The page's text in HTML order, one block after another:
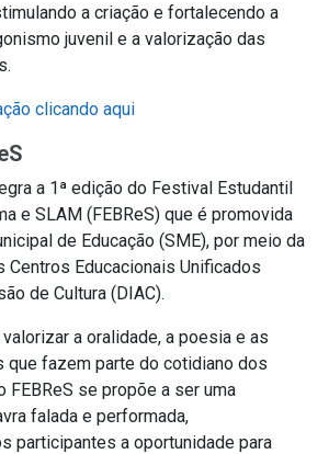
a criação e fortalecendo a
juvenil e a valorização das
clicando aqui
a 1ª edição do Festival Estudantil
e SLAM (FEBReS) que é promovida
de Educação (SME), por meio da
Centros Educacionais Unificados
de Cultura (DIAC).
a oralidade, a poesia e as
que fazem parte do cotidiano dos
FEBReS se propõe a ser uma
falada e performada,
participantes a oportunidade para